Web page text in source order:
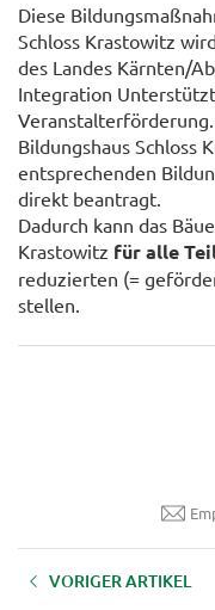
Diese
Schloss Krastowitz
des Landes Kärnten/
Integration
Veranstalterförderung.
Bildungshaus Schloss
entsprechenden
direkt beantragt.
Dadurch kann das
Krastowitz für alle
reduzierten (=
stellen.
VORIGER ARTIKEL